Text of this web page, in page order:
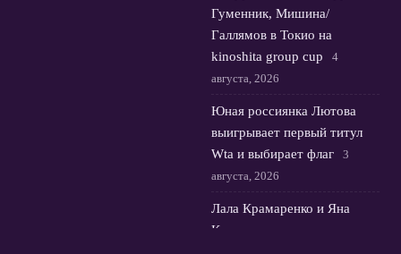
Гуменник, Мишина/
Галлямов в Токио на
kinoshita group cup
4
августа, 2026
Юная россиянка Лютова
выигрывает первый титул
Wta и выбирает флаг
3
августа, 2026
Лала Крамаренко и Яна
Кудрявцева: музыка, медали